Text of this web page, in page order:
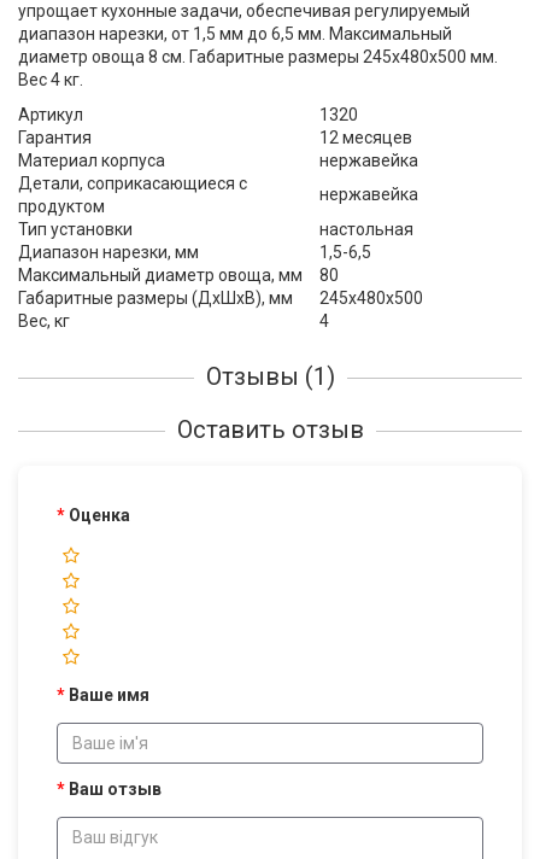
упрощает кухонные задачи, обеспечивая регулируемый
диапазон нарезки, от 1,5 мм до 6,5 мм. Максимальный
диаметр овоща 8 см. Габаритные размеры 245х480х500 мм.
Вес 4 кг.
Артикул
1320
Гарантия
12 месяцев
Материал корпуса
нержавейка
Детали, соприкасающиеся с
продуктом
нержавейка
Тип установки
настольная
Диапазон нарезки, мм
1,5-6,5
Максимальный диаметр овоща, мм
80
Габаритные размеры (ДхШхВ), мм
245х480х500
Вес, кг
4
Отзывы (1)
Оставить отзыв
Оценка
Ваше имя
Ваш отзыв